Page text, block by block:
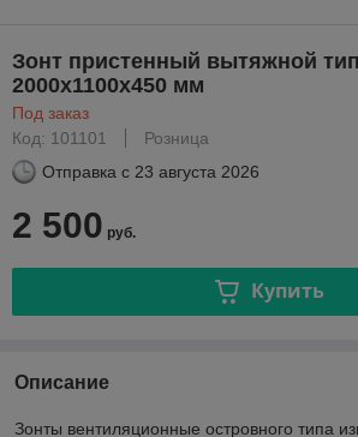
Зонт пристенный вытяжной
2000х1100х450 мм
Под заказ
Код: 101101
Розница
Отправка с 23 августа 2026
2 500 руб.
Купить
Описание
Зонты вентиляционные островного типа